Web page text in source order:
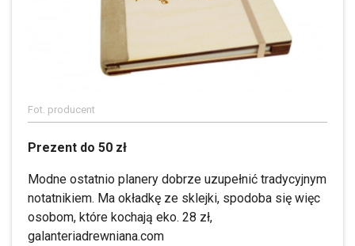
Fot. producent
Prezent do 50 zł
Modne ostatnio planery dobrze uzupełnić tradycyjnym
notatnikiem. Ma okładkę ze sklejki, spodoba się więc
osobom, które kochają eko. 28 zł,
galanteriadrewniana.com